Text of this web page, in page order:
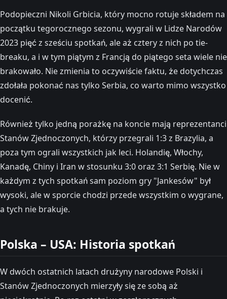
Podopieczni Nikoli Grbicia, który mocno rotuje składem na
początku tegorocznego sezonu, wygrali w Lidze Narodów
2023 pięć z sześciu spotkań, ale aż cztery z nich po tie-
breaku, a i w tym piątym z Francją do piątego seta wiele nie
brakowało. Nie zmienia to oczywiście faktu, że dotychczas
zdołała pokonać nas tylko Serbia, co warto mimo wszystko
docenić.
Również tylko jedną porażkę na koncie mają reprezentanci
Stanów Zjednoczonych, którzy przegrali 1:3 z Brazylia, a
poza tym ograli wszystkich jak leci. Holandię, Włochy,
Kanadę, Chiny i Iran w stosunku 3:0 oraz 3:1 Serbię. Nie w
każdym z tych spotkań sam poziom gry "Jankesów" był
wysoki, ale w sporcie chodzi przede wszystkim o wygrane,
a tych nie brakuje.
Polska – USA: Historia spotkań
W dwóch ostatnich latach drużyny narodowe Polski i
Stanów Zjednoczonych mierzyły się ze sobą aż